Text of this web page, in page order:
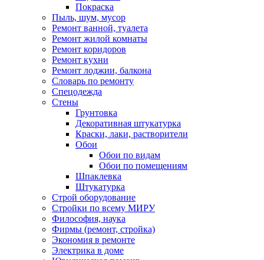
Покраска
Пыль, шум, мусор
Ремонт ванной, туалета
Ремонт жилой комнаты
Ремонт коридоров
Ремонт кухни
Ремонт лоджии, балкона
Словарь по ремонту
Спецодежда
Стены
Грунтовка
Декоративная штукатурка
Краски, лаки, растворители
Обои
Обои по видам
Обои по помещениям
Шпаклевка
Штукатурка
Строй оборудование
Стройки по всему МИРУ
Философия, наука
Фирмы (ремонт, стройка)
Экономия в ремонте
Электрика в доме